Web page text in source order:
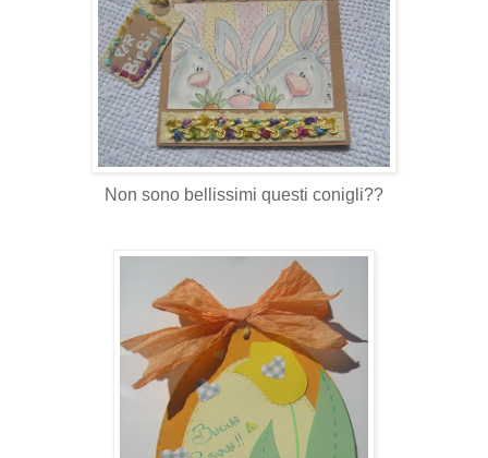
Non sono bellissimi questi conigli??